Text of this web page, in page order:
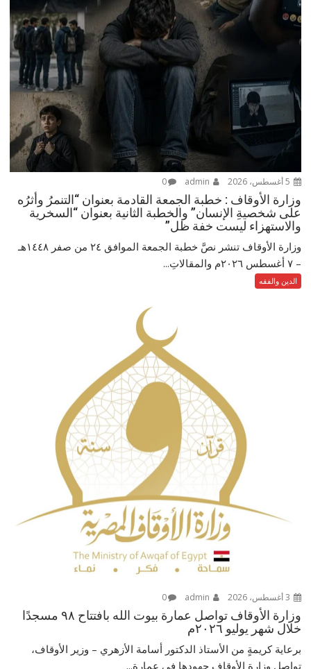
0
وزارة الأوقاف : خطبة الجمعة القادمة بعنوان “التنمرُ وأثرُه
على شخصيةِ الإنسان” والخطبة الثانية بعنوان “السخرية
والاستهزاء ليست خفة ظل”
وزارة الأوقاف تنشر نصَّ خطبة الجمعة الموافق ٢٤ من صفر ١٤٤٨هـ
– ‏٧ أغسطس ٢٠٢٦م والمقالاتِ...
الدين والفقه
0
وزارة الأوقاف تواصل عمارة بيوت الله بافتتاح ٩٨ مسجدًا
خلال شهر يوليو ٢٠٢٦م
برعاية كريمةٍ من الأستاذ الدكتور أسامة الأزهري – وزير الأوقاف،
تواصل وزارة الأوقاف جهودها في عمارة...